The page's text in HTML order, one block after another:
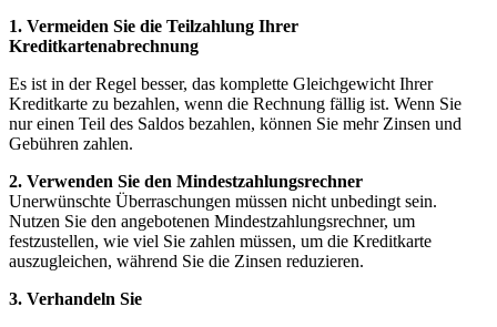
1. Vermeiden Sie die⁢ Teilzahlung Ihrer
Kreditkartenabrechnung
Es ist in der Regel besser, das⁣ komplette Gleichgewicht Ihrer
⁢Kreditkarte zu bezahlen, wenn⁤ die ⁣Rechnung fällig ​ist. ⁤Wenn ‍Sie
nur einen Teil des⁤ Saldos​ bezahlen, ‌können Sie⁢ mehr Zinsen und
Gebühren ‍zahlen.
2.‌ Verwenden Sie den Mindestzahlungsrechner
Unerwünschte Überraschungen⁢ müssen nicht unbedingt sein.⁣
Nutzen Sie ⁣den angebotenen Mindestzahlungsrechner, um
festzustellen, wie viel Sie zahlen müssen, um ‌die‍ Kreditkarte
auszugleichen, während Sie die Zinsen ⁢reduzieren.
3. Verhandeln⁣ Sie